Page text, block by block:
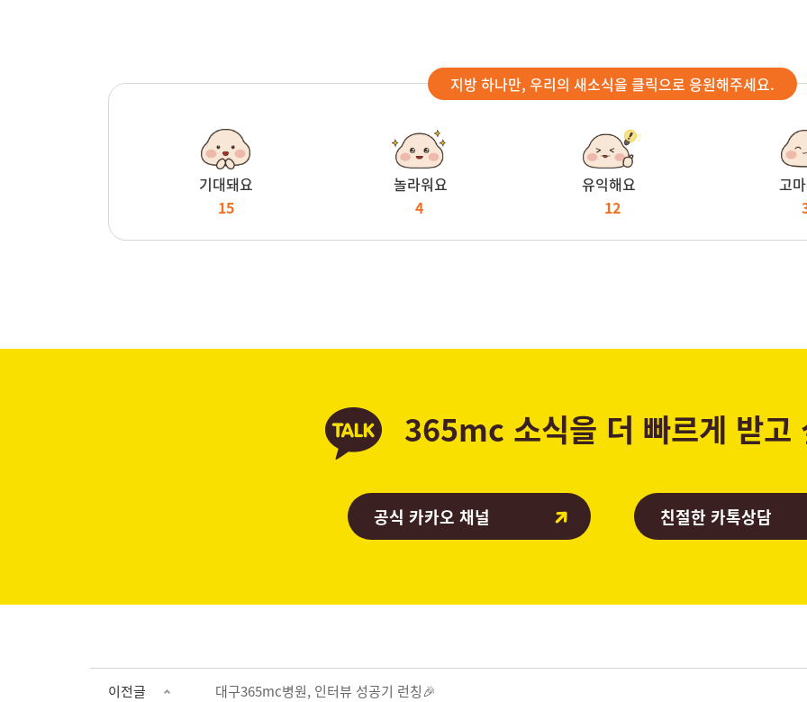
지방 하나만, 우리의 새소식을 클릭으로 응원해주세요.
기대돼요
15
놀라워요
4
유익해요
12
고
365mc 소식을 더 빠르게 받고
공식 카카오 채널 친절한 카톡상담
이전글 대구365mc병원, 인터뷰 성공기 런칭🎉